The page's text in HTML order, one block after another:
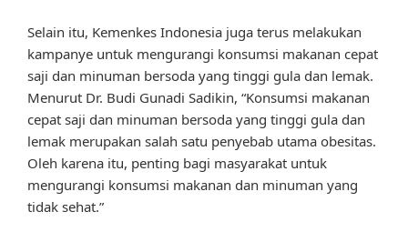
Selain itu, Kemenkes Indonesia juga terus melakukan
kampanye untuk mengurangi konsumsi makanan cepat
saji dan minuman bersoda yang tinggi gula dan lemak.
Menurut Dr. Budi Gunadi Sadikin, “Konsumsi makanan
cepat saji dan minuman bersoda yang tinggi gula dan
lemak merupakan salah satu penyebab utama obesitas.
Oleh karena itu, penting bagi masyarakat untuk
mengurangi konsumsi makanan dan minuman yang
tidak sehat.”